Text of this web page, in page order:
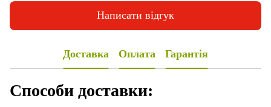
Написати відгук
Доставка Оплата Гарантія
Способи доставки: